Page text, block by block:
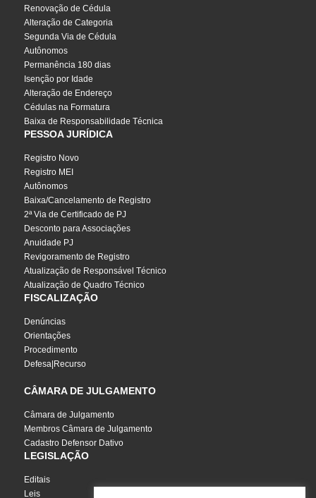
Renovação de Cédula
Alteração de Categoria
Segunda Via de Cédula
Autônomos
Permanência 180 dias
Isenção por Idade
Alteração de Endereço
Cédulas na Formatura
Baixa de Responsabilidade Técnica
PESSOA JURÍDICA
Registro Novo
Registro MEI
Autônomos
Baixa/Cancelamento de Registro
2ª Via de Certificado de PJ
Desconto para Associações
Anuidade PJ
Revigoramento de Registro
Atualização de Responsável Técnico
Atualização de Quadro Técnico
FISCALIZAÇÃO
Denúncias
Orientações
Procedimento
Defesa|Recurso
CÂMARA DE JULGAMENTO
Câmara de Julgamento
Membros Câmara de Julgamento
Cadastro Defensor Dativo
LEGISLAÇÃO
Editais
Leis